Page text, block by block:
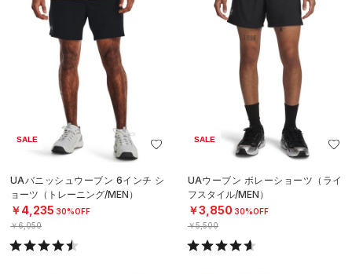
SALE
UAバニッシュウーブン 6インチ シ
ョーツ（トレーニング/MEN）
￥4,235 30%OFF
￥6,050
SALE
UAウーブン ボレーショーツ（ライ
フスタイル/MEN）
￥3,850 30%OFF
￥5,500